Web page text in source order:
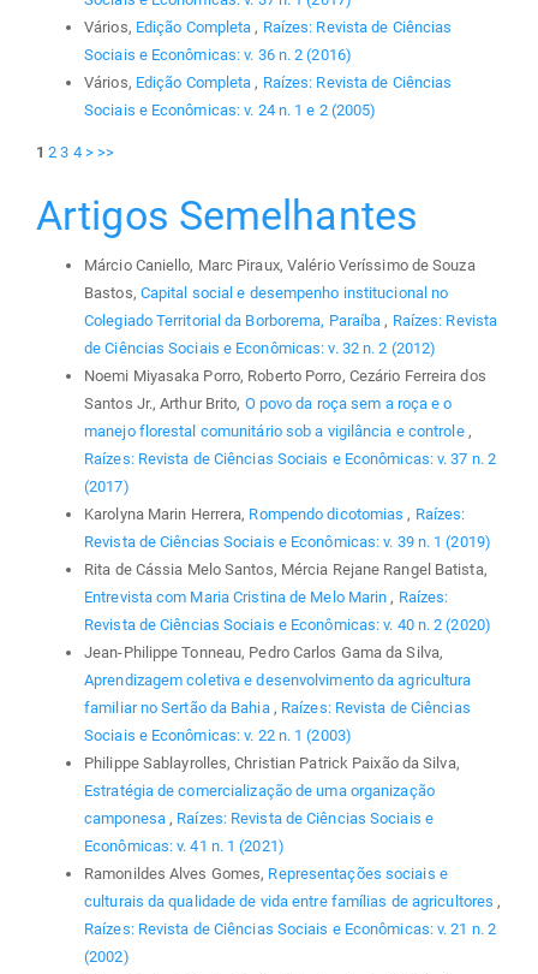
Vários, Edição Completa, Raízes: Revista de Ciências
Sociais e Econômicas: v. 36 n. 2 (2016)
Vários, Edição Completa, Raízes: Revista de Ciências
Sociais e Econômicas: v. 24 n. 1 e 2 (2005)
1 2 3 4 > >>
Artigos Semelhantes
Márcio Caniello, Marc Piraux, Valério Veríssimo de Souza
Bastos, Capital social e desempenho institucional no
Colegiado Territorial da Borborema, Paraíba, Raízes: Revista
de Ciências Sociais e Econômicas: v. 32 n. 2 (2012)
Noemi Miyasaka Porro, Roberto Porro, Cezário Ferreira dos
Santos Jr., Arthur Brito, O povo da roça sem a roça e o
manejo florestal comunitário sob a vigilância e controle ,
Raízes: Revista de Ciências Sociais e Econômicas: v. 37 n. 2
(2017)
Karolyna Marin Herrera, Rompendo dicotomias, Raízes:
Revista de Ciências Sociais e Econômicas: v. 39 n. 1 (2019)
Rita de Cássia Melo Santos, Mércia Rejane Rangel Batista,
Entrevista com Maria Cristina de Melo Marin, Raízes:
Revista de Ciências Sociais e Econômicas: v. 40 n. 2 (2020)
Jean-Philippe Tonneau, Pedro Carlos Gama da Silva,
Aprendizagem coletiva e desenvolvimento da agricultura
familiar no Sertão da Bahia , Raízes: Revista de Ciências
Sociais e Econômicas: v. 22 n. 1 (2003)
Philippe Sablayrolles, Christian Patrick Paixão da Silva,
Estratégia de comercialização de uma organização
camponesa , Raízes: Revista de Ciências Sociais e
Econômicas: v. 41 n. 1 (2021)
Ramonildes Alves Gomes, Representações sociais e
culturais da qualidade de vida entre famílias de agricultores,
Raízes: Revista de Ciências Sociais e Econômicas: v. 21 n. 2
(2002)